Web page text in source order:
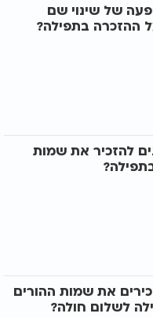
של שינוי שם
ההזכרה בתפילה?
להזכיר את שמות
את שמות ההורים
לשלום חולה?